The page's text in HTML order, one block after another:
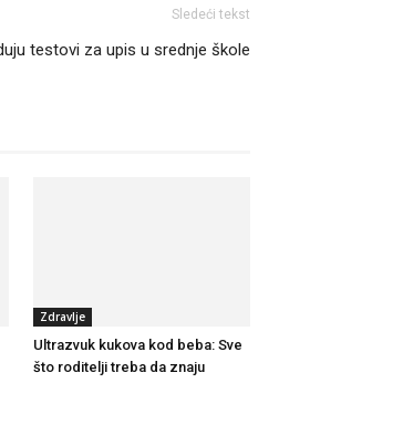
Sledeći tekst
testovi za upis u srednje škole
Zdravlje
Ultrazvuk kukova kod beba: Sve
što roditelji treba da znaju